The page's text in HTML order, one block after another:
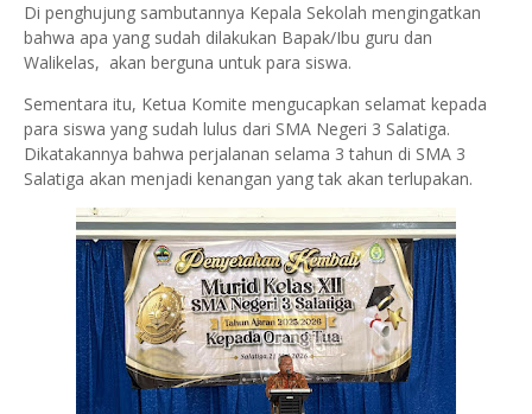
Di penghujung sambutannya Kepala Sekolah mengingatkan
bahwa apa yang sudah dilakukan Bapak/Ibu guru dan
Walikelas, akan berguna untuk para siswa.
Sementara itu, Ketua Komite mengucapkan selamat kepada
para siswa yang sudah lulus dari SMA Negeri 3 Salatiga.
Dikatakannya bahwa perjalanan selama 3 tahun di SMA 3
Salatiga akan menjadi kenangan yang tak akan terlupakan.